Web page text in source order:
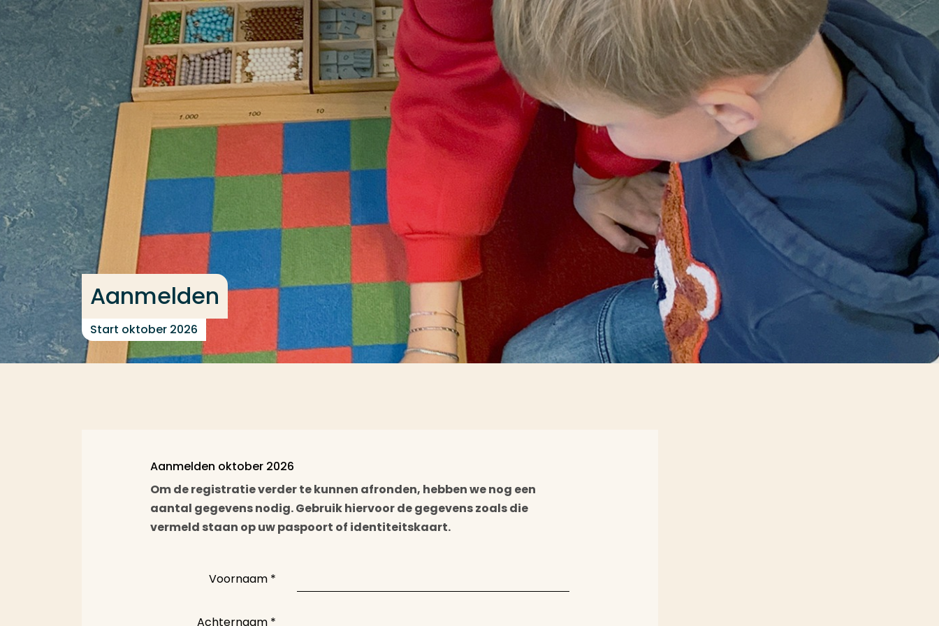
Ga direct naar de content
Aanmelden
Start oktober 2026
Aanmelden oktober 2026
Om de registratie verder te kunnen afronden, hebben we nog een
aantal gegevens nodig. Gebruik hiervoor de gegevens zoals die
vermeld staan op uw paspoort of identiteitskaart.
Voornaam*
Achternaam*
Veel gezocht
Opleiding
Contact